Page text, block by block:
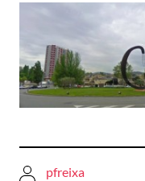
pfreixa